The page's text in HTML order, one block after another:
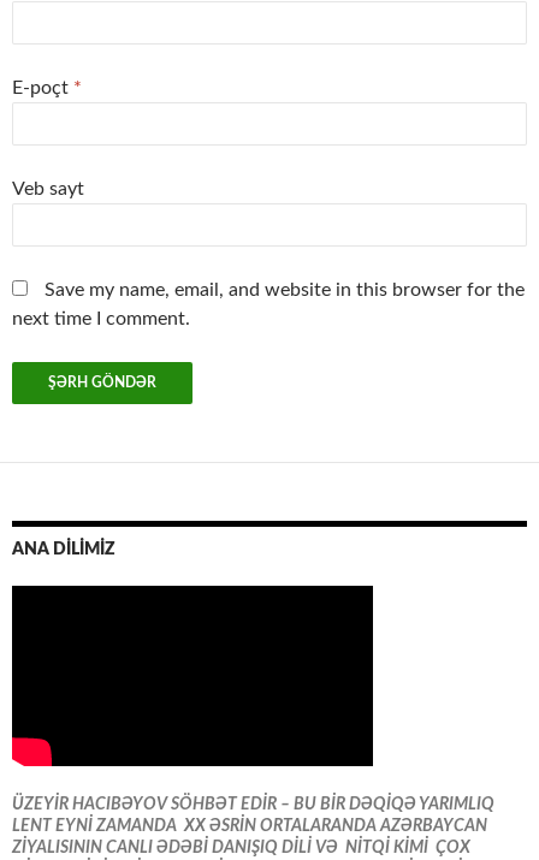
E-poçt *
Veb sayt
Save my name, email, and website in this browser for the
next time I comment.
ANA DİLİMİZ
ÜZEYİR HACIBƏYOV SÖHBƏT EDİR – BU BİR DƏQİQƏ YARIMLIQ
LENT EYNİ ZAMANDA XX ƏSRİN ORTALARANDA AZƏRBAYCAN
ZİYALISININ CANLI ƏDƏBİ DANIŞIQ DİLİ VƏ NİTQİ KİMİ ÇOX